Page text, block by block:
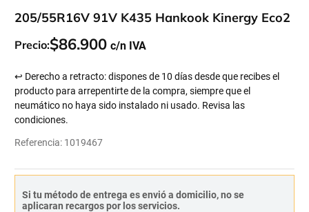
205/55R16V 91V K435 Hankook Kinergy Eco2
Precio:$86.900
↩ Derecho a retracto: dispones de 10 días desde que recibes el
producto para arrepentirte de la compra, siempre que el
neumático no haya sido instalado ni usado. Revisa las
condiciones.
Referencia: 1019467
Si tu método de entrega es envió a domicilio, no se
aplicaran recargos por los servicios.